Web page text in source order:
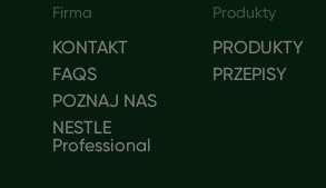
Footer
Firma
KONTAKT
FAQS
POZNAJ NAS
NESTLE
Professional
Produkty
PRODUKTY
PRZEPISY